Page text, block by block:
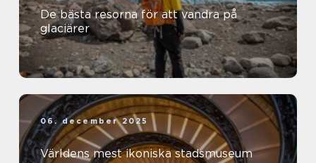
De bästa resorna för att vandra på
glaciärer
06. december 2025
Världens mest ikoniska stadsmuseum